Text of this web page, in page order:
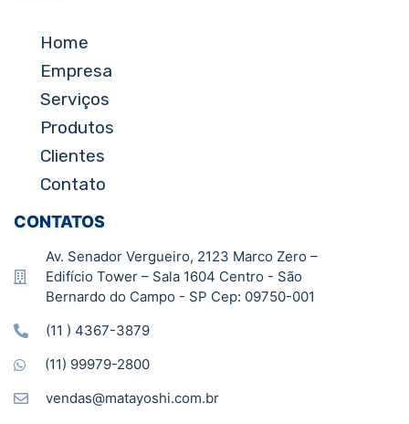
Home
Empresa
Serviços
Produtos
Clientes
Contato
CONTATOS
Av. Senador Vergueiro, 2123 Marco Zero –
Edifício Tower – Sala 1604 Centro - São
Bernardo do Campo - SP Cep: 09750-001
(11 ) 4367-3879
(11) 99979-2800
vendas@matayoshi.com.br